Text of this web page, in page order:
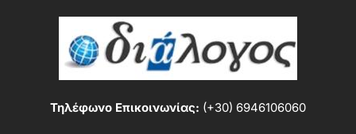
Τηλέφωνο Επικοινωνίας: (+30) 6946106060